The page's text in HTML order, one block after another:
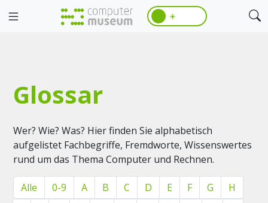
☀️
Glossar
Wer? Wie? Was? Hier finden Sie alphabetisch
aufgelistet Fachbegriffe, Fremdworte, Wissenswertes
rund um das Thema Computer und Rechnen.
Alle 0-9 A B C D E F G
H